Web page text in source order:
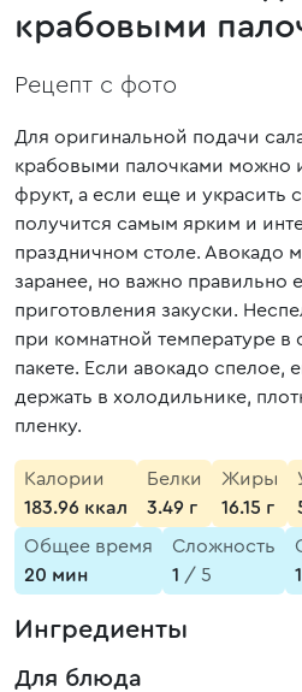
крабовыми
Рецепт с фото
Для оригинальной подачи
крабовыми палочками можно
фрукт, а если еще и украсить
получится самым ярким и
праздничном столе. Авокадо
заранее, но важно правильно
приготовления закуски.
при комнатной температуре
пакете. Если авокадо спелое,
держать в холодильнике,
пленку.
Калории
183.96 ккал
Белки
3.49 г
Жиры
16.15 г
Общее время
20 мин
Сложность
1 / 5
1
Ингредиенты
Для блюда